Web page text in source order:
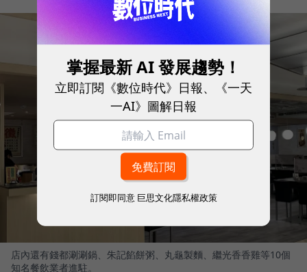
店內還有錢都涮涮鍋、朱記餡餅粥、丸龜製麵、繼光香香雞等10個
知名餐飲業者進駐。
掌握最新 AI 發展趨勢！
立即訂閱《數位時代》日報、《一天
一AI》圖解日報
訂閱即同意 巨思文化隱私權政策